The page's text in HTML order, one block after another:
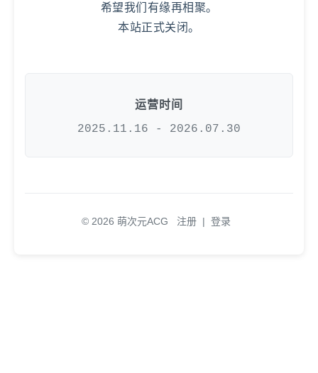
希望我们有缘再相聚。
本站正式关闭。
运营时间
2025.11.16 - 2026.07.30
© 2026 萌次元ACG 注册 | 登录